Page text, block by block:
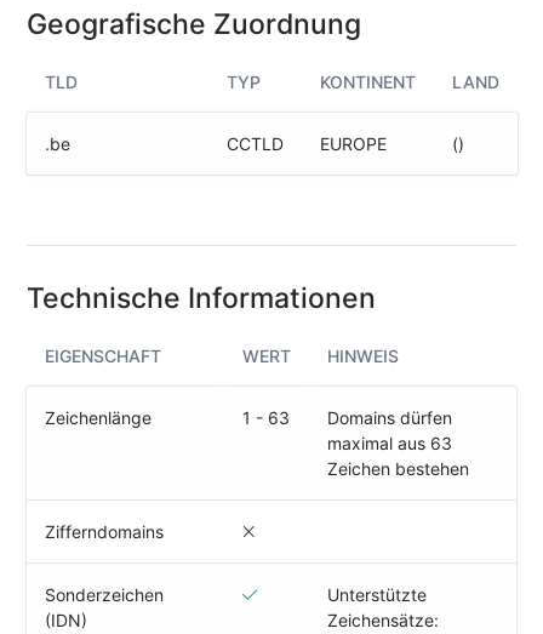
Lookup
Test
(IPv4
IPv6)
Domain
SECURITY
WEITERE
creoline.com
Kundencenter
Geografische Zuordnung
TLD TYP KONTINENT LAND
.be CCTLD EUROPE ()
Technische Informationen
EIGENSCHAFT WERT HINWEIS
Zeichenlänge 1 - 63
Domains dürfen
maximal aus 63
Zeichen bestehen
Zifferndomains
Sonderzeichen
(IDN)
Unterstützte
Zeichensätze: